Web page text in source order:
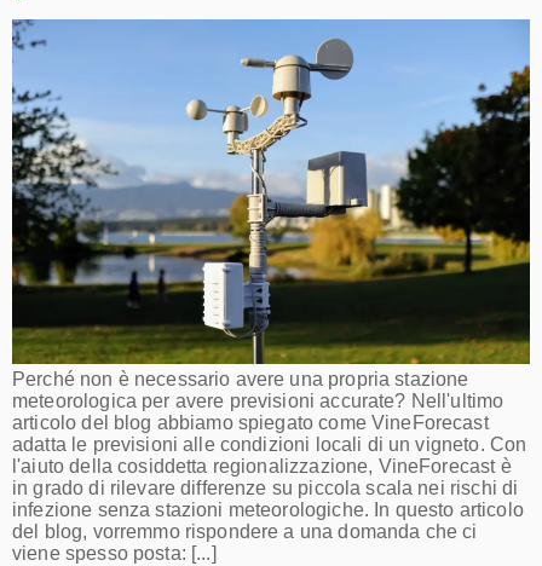
Perché non è necessario avere una propria stazione
meteorologica per avere previsioni accurate? Nell'ultimo
articolo del blog abbiamo spiegato come VineForecast
adatta le previsioni alle condizioni locali di un vigneto. Con
l'aiuto della cosiddetta regionalizzazione, VineForecast è
in grado di rilevare differenze su piccola scala nei rischi di
infezione senza stazioni meteorologiche. In questo articolo
del blog, vorremmo rispondere a una domanda che ci
viene spesso posta: [...]